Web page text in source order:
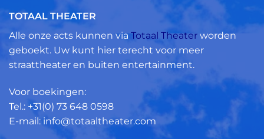
TOTAAL THEATER
Alle onze acts kunnen viaTotaal Theater worden
geboekt. Uw kunt hier terecht voor meer
straattheater en buiten entertainment.
Voor boekingen:
Tel.: +31(0) 73 648 0598
E-mail: info@totaaltheater.com